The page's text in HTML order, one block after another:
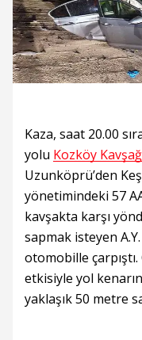
Kaza, saat 20.00
yolu Kozköy
Uzunköprü’den
yönetimindeki 57
kavşakta karşı
sapmak isteyen
otomobille
etkisiyle yol
yaklaşık 50 metre